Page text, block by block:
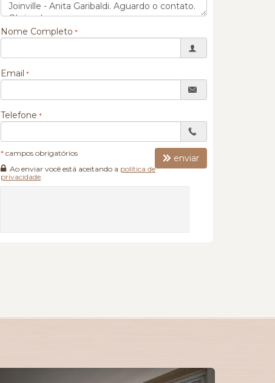
Nome Completo
Email
Telefone
* campos obrigatórios
Ao enviar você está aceitando a política de
privacidade
enviar